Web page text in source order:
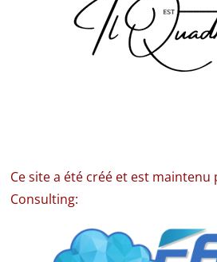
Ce site a été créé et est maintenu
Consulting: